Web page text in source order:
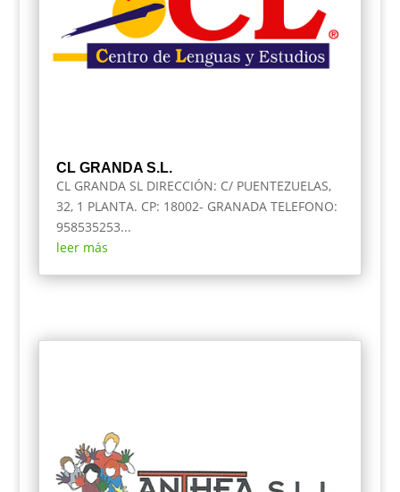
CL GRANDA S.L.
CL GRANDA SL DIRECCIÓN: C/ PUENTEZUELAS,
32, 1 PLANTA. CP: 18002- GRANADA TELEFONO:
958535253...
leer más